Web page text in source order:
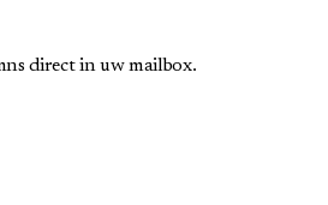
direct in uw mailbox.